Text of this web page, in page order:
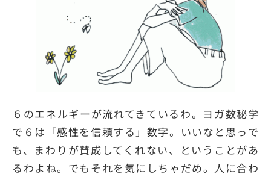
６のエネルギーが流れてきているわ。ヨガ数秘学
で６は「感性を信頼する」数字。いいなと思っで
も、まわりが賛成してくれない、ということがあ
るわよね。でもそれを気にしちゃだめ。人に合わ